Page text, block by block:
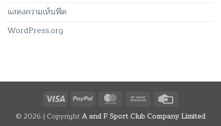
แสดงความเห็นฟีด
WordPress.org
Visa PayPal MasterCardBank
© 2026 | CopyrightA and F Sport Club Company Limited